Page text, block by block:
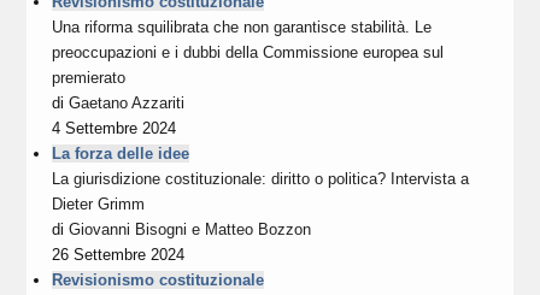
Una riforma squilibrata che non garantisce stabilità. Le
preoccupazioni e i dubbi della Commissione europea sul
premierato
diGaetano Azzariti
4 Settembre 2024
La forza delle idee
La giurisdizione costituzionale: diritto o politica? Intervista a
Dieter Grimm
diGiovanni Bisogni e Matteo Bozzon
26 Settembre 2024
Revisionismo costituzionale